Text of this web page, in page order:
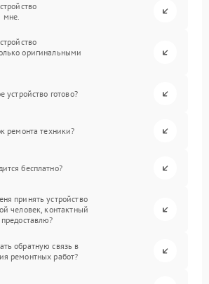
мне.
оригинальными
устройство готово?
ремонта техники?
бесплатно?
принять устройство
человек, контактный
обратную связь в
ремонтных работ?